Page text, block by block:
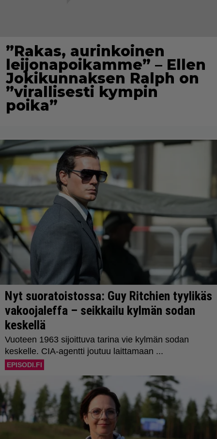
”Rakas, aurinkoinen
leijonapoikamme” – Ellen
Jokikunnaksen Ralph on
”virallisesti kympin
poika”